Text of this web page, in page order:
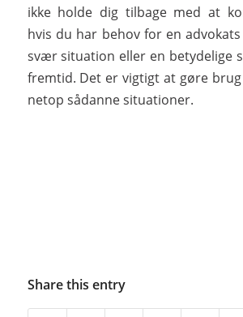
ikke holde dig tilbage med at
hvis du har behov for en
svær situation eller en betydelige
fremtid. Det er vigtigt at gøre
netop sådanne situationer.
Share this entry